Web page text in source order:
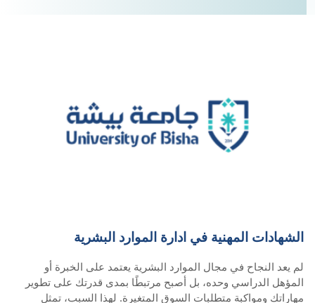
الشهادات المهنية في ادارة الموارد البشرية
لم يعد النجاح في مجال الموارد البشرية يعتمد على الخبرة أو
المؤهل الدراسي وحده، بل أصبح مرتبطًا بمدى قدرتك على تطوير
مهاراتك ومواكبة متطلبات السوق المتغيرة. لهذا السبب، تمثل